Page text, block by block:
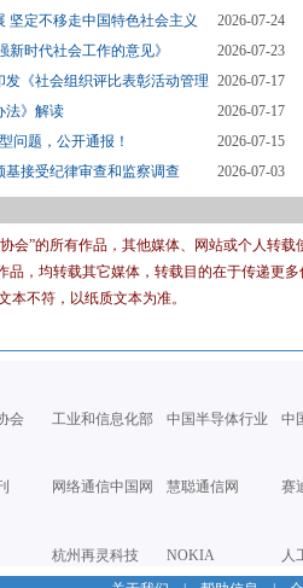
坚定不移走中国特色社会主义
2026-07-24
时代社会工作的意见》
2026-07-23
《社会组织评比表彰活动管理
2026-07-17
法》解读
2026-07-17
问题，公开通报！
2026-07-15
接受纪律审查和监察调查 2026-07-03
会”的所有作品，其他媒体、网站或个人转
品，均转载其它媒体，转载目的在于传递更
本不符，以纸质文本为准。
会 工业和信息化部 中国半导体行业 中
网络通信中国网 慧聪通信网 赛
杭州再灵科技 NOKIA
人